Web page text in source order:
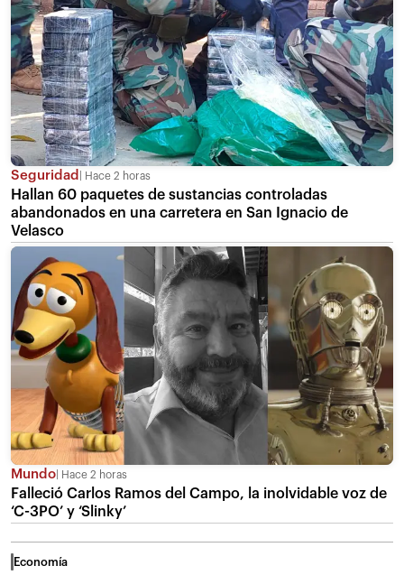
Seguridad Hace 2 horas
Hallan 60 paquetes de sustancias controladas
abandonados en una carretera en San Ignacio de
Velasco
Mundo Hace 2 horas
Falleció Carlos Ramos del Campo, la inolvidable voz de
‘C-3PO’ y ‘Slinky’
Economía